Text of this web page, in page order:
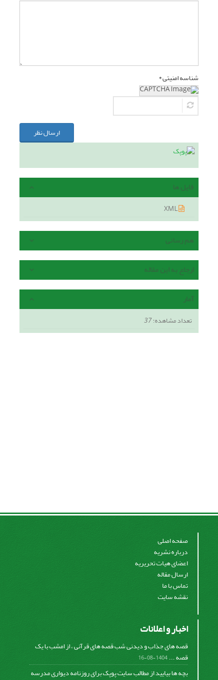
شناسه امنیتی *
ارسال نظر
فایل ها
هم رسانی
ارجاع به این مقاله
آمار
تعداد مشاهده:37
صفحه اصلی
درباره نشریه
اعضای هیات تحریریه
ارسال مقاله
تماس با ما
نقشه سایت
اخبار و اعلانات
قصه های جذاب و دیدنی شب قصه های قرآنی ، از امشب با یک
قصه ...1404-08-16
بچه ها بیایید از مطالب سایت پوپک برای روزنامه دیواری مدرسه